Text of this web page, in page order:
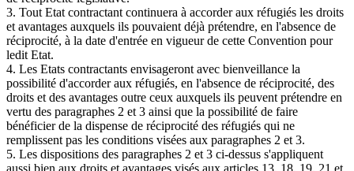
3. Tout Etat contractant continuera à accorder aux réfugiés les droits
et avantages auxquels ils pouvaient déjà prétendre, en l'absence de
réciprocité, à la date d'entrée en vigueur de cette Convention pour
ledit Etat.
4. Les Etats contractants envisageront avec bienveillance la
possibilité d'accorder aux réfugiés, en l'absence de réciprocité, des
droits et des avantages outre ceux auxquels ils peuvent prétendre en
vertu des paragraphes 2 et 3 ainsi que la possibilité de faire
bénéficier de la dispense de réciprocité des réfugiés qui ne
remplissent pas les conditions visées aux paragraphes 2 et 3.
5. Les dispositions des paragraphes 2 et 3 ci-dessus s'appliquent
aussi bien aux droits et avantages visés aux articles 13, 18, 19, 21 et